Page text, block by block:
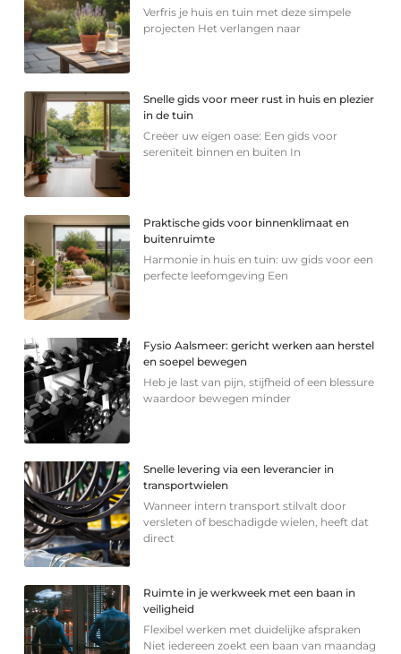
Verfris je huis en tuin met deze simpele
projecten Het verlangen naar
Snelle gids voor meer rust in huis en plezier
in de tuin
Creëer uw eigen oase: Een gids voor
sereniteit binnen en buiten In
Praktische gids voor binnenklimaat en
buitenruimte
Harmonie in huis en tuin: uw gids voor een
perfecte leefomgeving Een
Fysio Aalsmeer: gericht werken aan herstel
en soepel bewegen
Heb je last van pijn, stijfheid of een blessure
waardoor bewegen minder
Snelle levering via een leverancier in
transportwielen
Wanneer intern transport stilvalt door
versleten of beschadigde wielen, heeft dat
direct
Ruimte in je werkweek met een baan in
veiligheid
Flexibel werken met duidelijke afspraken
Niet iedereen zoekt een baan van maandag